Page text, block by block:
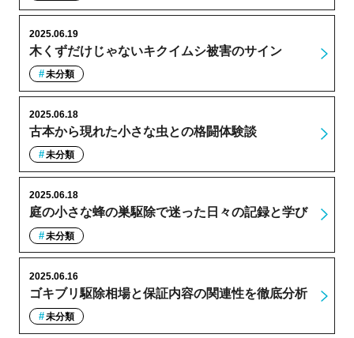
木くずだけじゃないキクイムシ被害のサイン
2025.06.19
未分類
古本から現れた小さな虫との格闘体験談
2025.06.18
未分類
庭の小さな蜂の巣駆除で迷った日々の記録と学び
2025.06.18
未分類
ゴキブリ駆除相場と保証内容の関連性を徹底分析
2025.06.16
未分類